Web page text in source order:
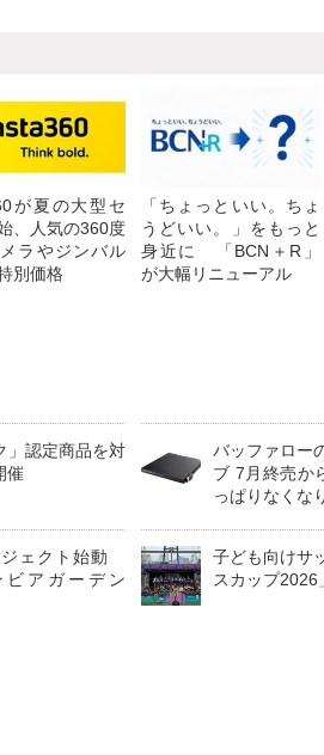
が夏の大型セ
、人気の360度
ラやジンバル
別価格
「ちょっといい。ちょ
うどいい。」をもっと
身近に 「BCN＋R」
が大幅リニューアル
」認定商品を対
催
バッファロー
ブ 7月終売か
っぱりなくな
ジェクト始動
ビアガーデン
子ども向けサ
スカップ2026